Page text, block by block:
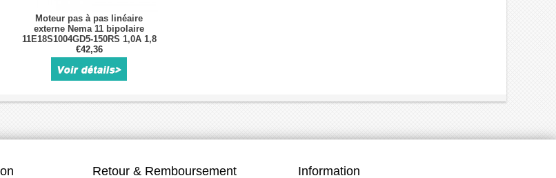
Moteur pas à pas linéaire
externe Nema 11 bipolaire
11E18S1004GD5-150RS 1,0A 1,8
degrés 0,12Nm plomb 2,54mm
€42,36
Retour & Remboursement Information